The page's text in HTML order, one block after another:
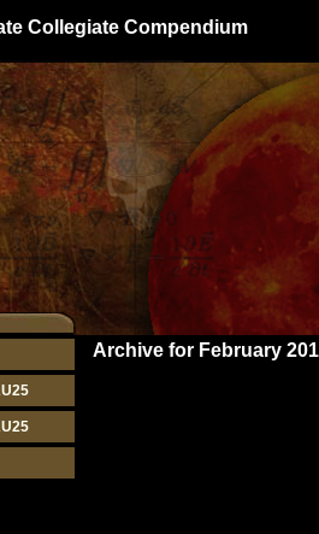
Collegiate Compendium
Archive for February